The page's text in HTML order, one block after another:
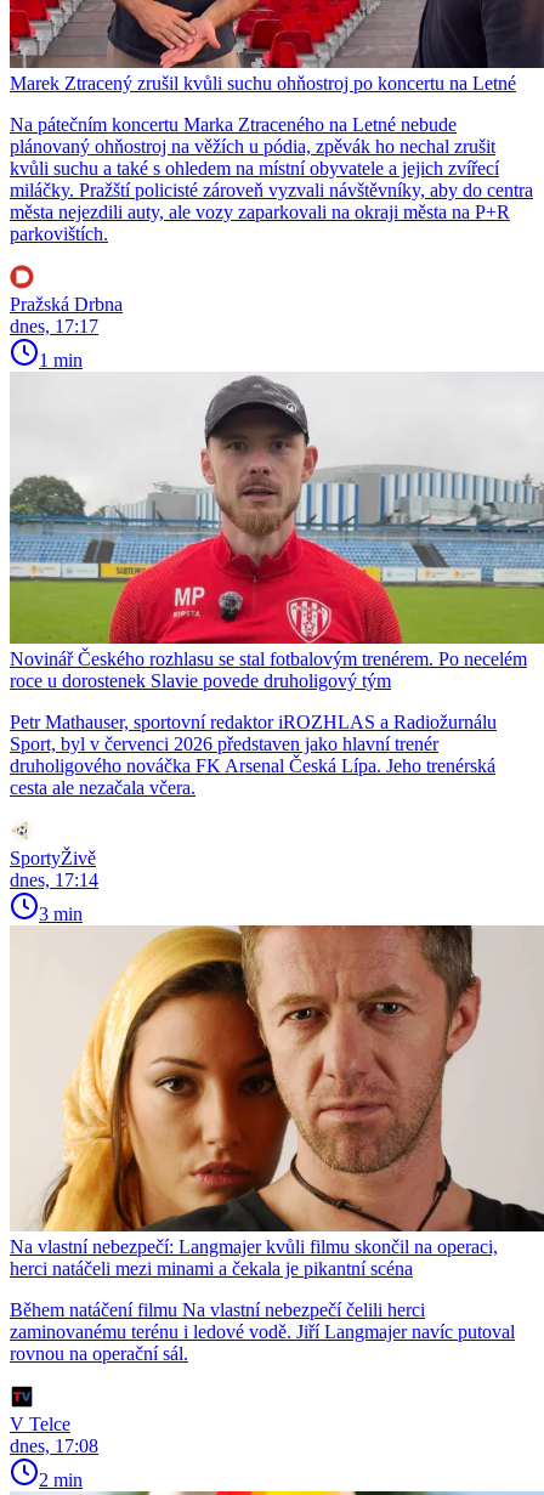
Marek Ztracený zrušil kvůli suchu ohňostroj po koncertu na Letné
Na pátečním koncertu Marka Ztraceného na Letné nebude
plánovaný ohňostroj na věžích u pódia, zpěvák ho nechal zrušit
kvůli suchu a také s ohledem na místní obyvatele a jejich zvířecí
miláčky. Pražští policisté zároveň vyzvali návštěvníky, aby do centra
města nejezdili auty, ale vozy zaparkovali na okraji města na P+R
parkovištích.
Pražská Drbna
dnes, 17:17
1 min
Novinář Českého rozhlasu se stal fotbalovým trenérem. Po necelém
roce u dorostenek Slavie povede druholigový tým
Petr Mathauser, sportovní redaktor iROZHLAS a Radiožurnálu
Sport, byl v červenci 2026 představen jako hlavní trenér
druholigového nováčka FK Arsenal Česká Lípa. Jeho trenérská
cesta ale nezačala včera.
SportyŽivě
dnes, 17:14
3 min
Na vlastní nebezpečí: Langmajer kvůli filmu skončil na operaci,
herci natáčeli mezi minami a čekala je pikantní scéna
Během natáčení filmu Na vlastní nebezpečí čelili herci
zaminovanému terénu i ledové vodě. Jiří Langmajer navíc putoval
rovnou na operační sál.
V Telce
dnes, 17:08
2 min